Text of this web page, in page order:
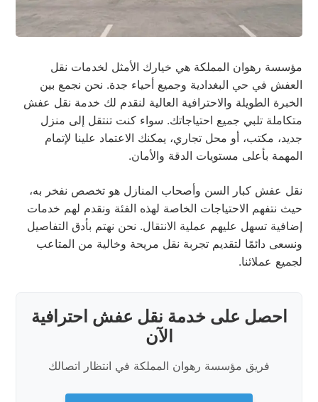
مؤسسة رهوان المملكة هي خيارك الأمثل لخدمات نقل
العفش في حي البغدادية وجميع أحياء جدة. نحن نجمع بين
الخبرة الطويلة والاحترافية العالية لنقدم لك خدمة نقل عفش
متكاملة تلبي جميع احتياجاتك. سواء كنت تنتقل إلى منزل
جديد، مكتب، أو محل تجاري، يمكنك الاعتماد علينا لإتمام
المهمة بأعلى مستويات الدقة والأمان.
نقل عفش كبار السن وأصحاب المنازل هو تخصص نفخر به،
حيث نتفهم الاحتياجات الخاصة لهذه الفئة ونقدم لهم خدمات
إضافية تسهل عليهم عملية الانتقال. نحن نهتم بأدق التفاصيل
ونسعى دائمًا لتقديم تجربة نقل مريحة وخالية من المتاعب
لجميع عملائنا.
احصل على خدمة نقل عفش احترافية
الآن
فريق مؤسسة رهوان المملكة في انتظار اتصالك